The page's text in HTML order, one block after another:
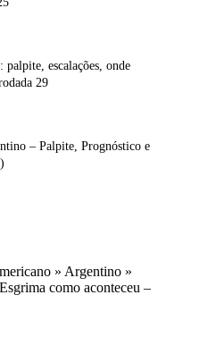
escalações, onde
29
– Palpite, Prognóstico e
» Argentino »
como aconteceu –